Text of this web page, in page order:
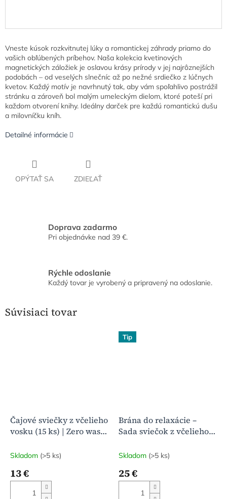
Vneste kúsok rozkvitnutej lúky a romantickej záhrady priamo do
vašich obľúbených príbehov. Naša kolekcia kvetinových
magnetických záložiek je oslavou krásy prírody v jej najrôznejších
podobách – od veselých slnečníc až po nežné srdiečko z lúčnych
kvetov. Každý motív je navrhnutý tak, aby vám spoľahlivo postrážil
stránku a zároveň bol malým umeleckým dielom, ktoré poteší pri
každom otvorení knihy. Ideálny darček pre každú romantickú dušu
a milovníčku kníh.
Detailné informácie
OPÝTAŤ SA ZDIEĽAŤ
Doprava zadarmo
Pri objednávke nad 39 €.
Rýchle odoslanie
Každý tovar je vyrobený a pripravený na odoslanie.
Súvisiaci tovar
Čajové sviečky z včelieho
vosku (15 ks) | Zero waste
Malá krabička radosti
Skladom (>5 ks)
13 €
Tip
Brána do relaxácie –
Sada sviečok z včelieho
Skladom (>5 ks)
25 €